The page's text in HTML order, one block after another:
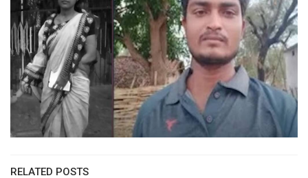
RELATED POSTS